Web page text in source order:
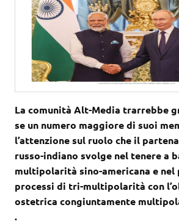
La comunità Alt-Media trarrebbe
se un numero maggiore di suoi
l’attenzione sul ruolo che il
russo-indiano svolge nel tenere a
multipolarità sino-americana e nel
processi di tri-multipolarità con
ostetrica congiuntamente
.